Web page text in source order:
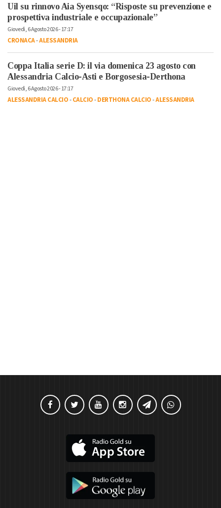
Uil su rinnovo Aia Syensqo: “Risposte su prevenzione e
prospettiva industriale e occupazionale”
Giovedì, 6 Agosto 2026 - 17:17
CRONACA-ALESSANDRIA
Coppa Italia serie D: il via domenica 23 agosto con
Alessandria Calcio-Asti e Borgosesia-Derthona
Giovedì, 6 Agosto 2026 - 17:17
ALESSANDRIA CALCIO-CALCIO-DERTHONA CALCIO-ALESSANDRIA